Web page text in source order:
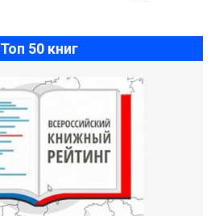
Топ 50 книг